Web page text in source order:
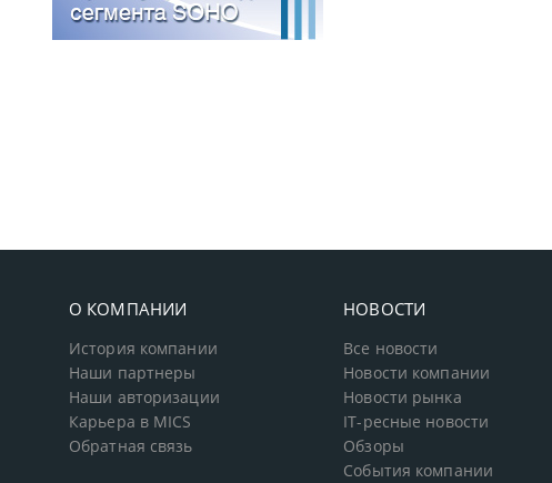
О КОМПАНИИ
История компании
Наши партнеры
Наши авторизации
Карьера в MICS
Обратная связь
НОВОСТИ
Все новости
Новости компании
Новости рынка
IT-ресные новости
Обзоры
События компании